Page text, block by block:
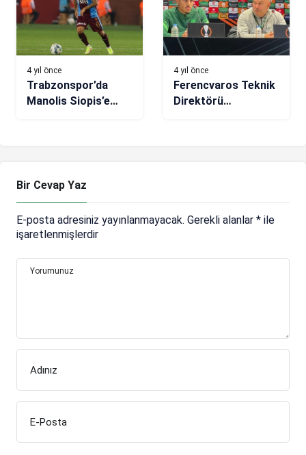
4 yıl önce
Trabzonspor’da
Manolis Siopis’e
4 yıl önce
Ferencvaros Teknik
Direktörü
Bir Cevap Yaz
E-posta adresiniz yayınlanmayacak. Gerekli alanlar * ile
işaretlenmişlerdir
Yorumunuz
Adınız
E-Posta